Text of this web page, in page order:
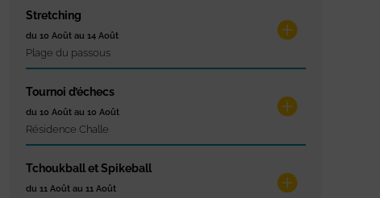
Stretching
du 10 Août au 14 Août
Plage du passous
Tournoi d’échecs
du 10 Août au 10 Août
Résidence Challe
Tchoukball et Spikeball
du 11 Août au 11 Août